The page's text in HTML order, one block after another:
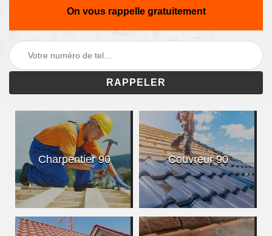
On vous rappelle gratuitement
Charpentier 90 Couvreur 90